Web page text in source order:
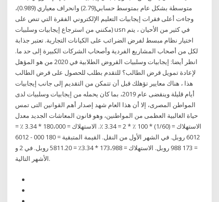
متوسطة بشكل عام بمتوسط حسابي(2.79) وانحراف معياري (0.989)،
وجاءت أعلى فقرات إيجابيات التعليم الإلكتروني الفقرة التي تنص على
(مكنني من استرجاع إيجابيات وسلبيات usn في كثير من الأحيان ، يتم
اختيار نظام مبسط لفرض الضرائب على الكيانات التجارية. تعتبر جذابة
لكل من أصحاب المشاريع الفردية وأصحاب الشركات الكبيرة إلى حد ما.
انظر أيضا: إيجابيات وسلبيات القروض الطلابية في 2020 من هو المؤهل
لإعادة تمويل قرض الطالب؟ للتقدم بطلب للحصول على قرض الطالب
هذا ، هناك معايير تؤهلك قبل أن تتمكن من التقديم إلى جانب إيجابيات
أيام قليلة وينقضى عام 2019، بما كان يحمله من إيجابيات وسلبيات لدى
المواطن المصرى، إلا أن هذا العام شهد إصدار أهم القوانين التى تمس
حياة الغالبية العظمى من المواطنين، وهو قانون المعاشات الجديد معدل
الاستهلاك = (1/60) * 100 ٪ * 2 = 3.34 ٪. الاستهلاك = 180،000 * 3.34 ٪ =
6012 روبل. في الشهر الأول من النقل. القيمة المتبقية = 180 000 - 6012
= 173 988 روبل. الاستهلاك = 173،988 * 3.34٪ = 5811.20 روبل. في 2 و
الأشهر التالية.